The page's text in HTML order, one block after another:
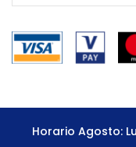
Horario Agosto: